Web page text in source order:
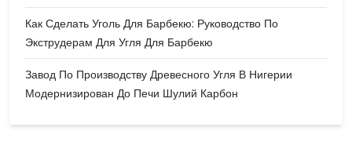
Как Сделать Уголь Для Барбекю: Руководство По
Экструдерам Для Угля Для Барбекю
Завод По Производству Древесного Угля В Нигерии
Модернизирован До Печи Шулий Карбон